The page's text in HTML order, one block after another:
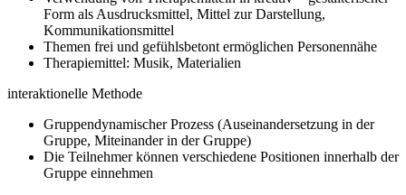
Form als Ausdrucksmittel, Mittel zur Darstellung,
Kommunikationsmittel
Themen frei und gefühlsbetont ermöglichen Personennähe
Therapiemittel: Musik, Materialien
interaktionelle Methode
Gruppendynamischer Prozess (Auseinandersetzung in der
Gruppe, Miteinander in der Gruppe)
Die Teilnehmer können verschiedene Positionen innerhalb der
Gruppe einnehmen